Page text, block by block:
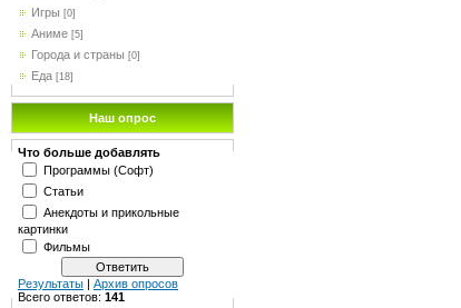
Игры [0]
Аниме [5]
Города и страны [0]
Еда [18]
Наш опрос
Что больше добавлять
Программы (Софт)
Статьи
Анекдоты и прикольные
картинки
Фильмы
Результаты | Архив опросов
Всего ответов: 141